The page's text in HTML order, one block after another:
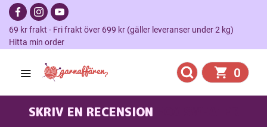
69 kr frakt - Fri frakt över 699 kr (gäller leveranser under 2 kg)
Hitta min order
0
SKRIV EN RECENSION